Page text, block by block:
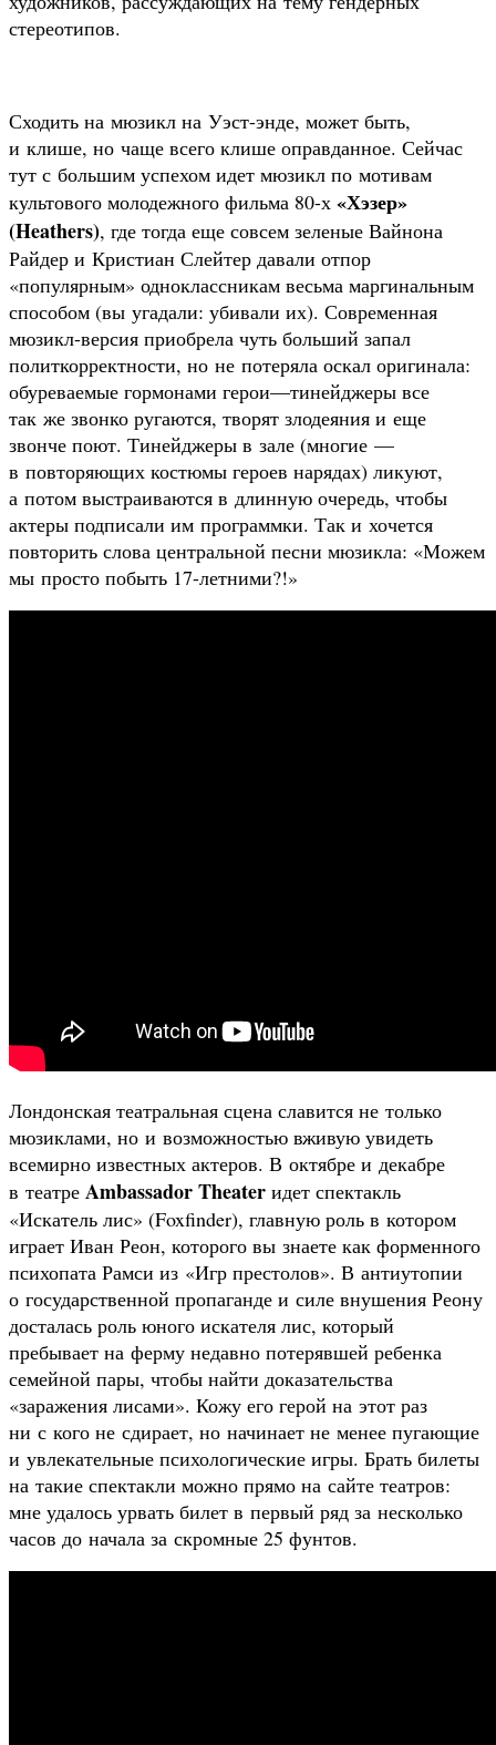
стереотипов.
Сходить на мюзикл на Уэст-энде, может быть,
и клише, но чаще всего клише оправданное. Сейчас
тут с большим успехом идет мюзикл по мотивам
культового молодежного фильма 80-х «Хэзер»
(Heathers), где тогда еще совсем зеленые Вайнона
Райдер и Кристиан Слейтер давали отпор
«популярным» одноклассникам весьма маргинальным
способом (вы угадали: убивали их). Современная
мюзикл-версия приобрела чуть больший запал
политкорректности, но не потеряла оскал оригинала:
обуреваемые гормонами герои—тинейджеры все
так же звонко ругаются, творят злодеяния и еще
звонче поют. Тинейджеры в зале (многие —
в повторяющих костюмы героев нарядах) ликуют,
а потом выстраиваются в длинную очередь, чтобы
актеры подписали им программки. Так и хочется
повторить слова центральной песни мюзикла: «Можем
мы просто побыть 17-летними?!»
Лондонская театральная сцена славится не только
мюзиклами, но и возможностью вживую увидеть
всемирно известных актеров. В октябре и декабре
в театре Ambassador Theater идет спектакль
«Искатель лис» (Foxfinder), главную роль в котором
играет Иван Реон, которого вы знаете как форменного
психопата Рамси из «Игр престолов». В антиутопии
о государственной пропаганде и силе внушения Реону
досталась роль юного искателя лис, который
пребывает на ферму недавно потерявшей ребенка
семейной пары, чтобы найти доказательства
«заражения лисами». Кожу его герой на этот раз
ни с кого не сдирает, но начинает не менее пугающие
и увлекательные психологические игры. Брать билеты
на такие спектакли можно прямо на сайте театров:
мне удалось урвать билет в первый ряд за несколько
часов до начала за скромные 25 фунтов.